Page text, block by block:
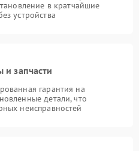
в кратчайшие
устройства
и запчасти
гарантия на
детали, что
неисправностей